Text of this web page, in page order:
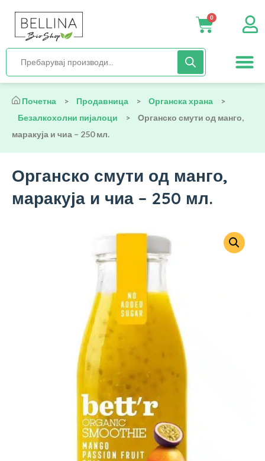
0
Почетна > Продавница > Органска храна
>
Безалкохолни пијалоци
>
Органско смути од манго,
маракуја и чиа – 250 мл.
Органско смути од манго,
маракуја и чиа – 250 мл.